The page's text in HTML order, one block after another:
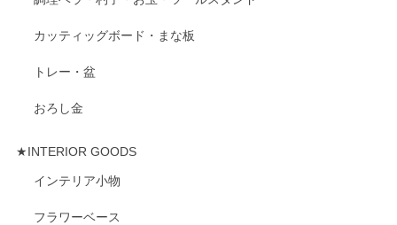
カッティッグボード・まな板
トレー・盆
おろし金
★INTERIOR GOODS
インテリア小物
フラワーベース